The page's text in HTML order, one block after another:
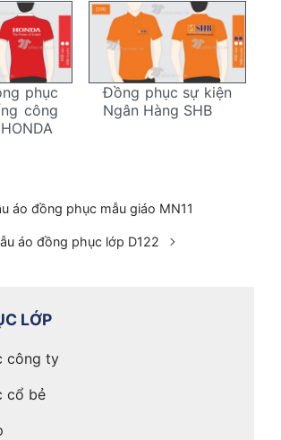
phục
công
Đồng phục sự kiện
Ngân Hàng SHB
áo đồng phục mẫu giáo MN11
áo đồng phục lớp D122
LỚP
công ty
cổ bẻ